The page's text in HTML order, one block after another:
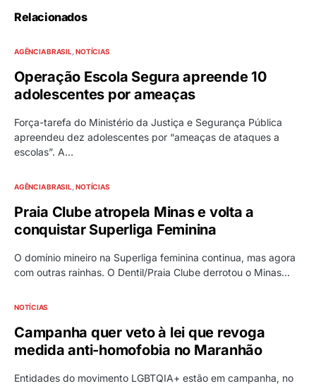
Relacionados
AGÊNCIA BRASIL NOTÍCIAS
Operação Escola Segura apreende 10
adolescentes por ameaças
Força-tarefa do Ministério da Justiça e Segurança Pública
apreendeu dez adolescentes por “ameaças de ataques a
escolas”. A…
AGÊNCIA BRASIL NOTÍCIAS
Praia Clube atropela Minas e volta a
conquistar Superliga Feminina
O domínio mineiro na Superliga feminina continua, mas agora
com outras rainhas. O Dentil/Praia Clube derrotou o Minas…
NOTÍCIAS
Campanha quer veto à lei que revoga
medida anti-homofobia no Maranhão
Entidades do movimento LGBTQIA+ estão em campanha, no